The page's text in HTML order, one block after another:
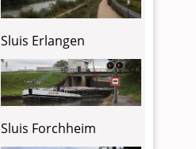
Sluis Erlangen
Sluis Forchheim